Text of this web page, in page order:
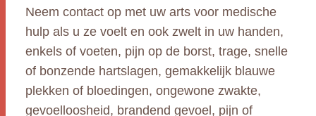
Neem contact op met uw arts voor medische
hulp als u ze voelt en ook zwelt in uw handen,
enkels of voeten, pijn op de borst, trage, snelle
of bonzende hartslagen, gemakkelijk blauwe
plekken of bloedingen, ongewone zwakte,
gevoelloosheid, brandend gevoel, pijn of